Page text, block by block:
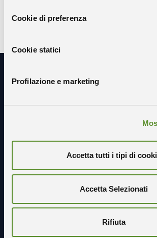
Cookie di preferenza
Cookie statici
Profilazione e marketing
Accetta tutti i tipi di
Accetta Selezionati
Rifiuta
Resta in contatto